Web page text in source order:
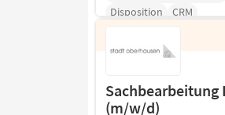
Disposition
CRM
(m/w/d)